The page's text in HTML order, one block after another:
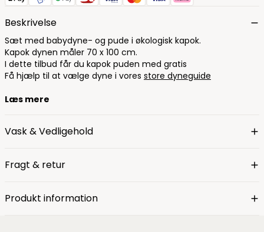
Beskrivelse
Sæt med babydyne- og pude i økologisk kapok.
Kapok dynen måler 70 x 100 cm.
I dette tilbud får du kapok puden med gratis
Få hjælp til at vælge dyne i vores store dyneguide
Læs mere
Vask & Vedligehold
Fragt & retur
Produkt information